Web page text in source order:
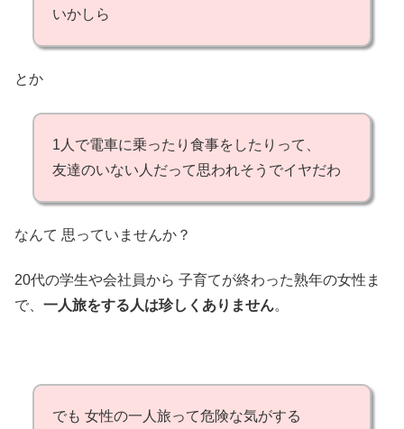
いかしら
とか
1人で電車に乗ったり食事をしたりって、
友達のいない人だって思われそうでイヤだわ
なんて 思っていませんか？
20代の学生や会社員から 子育てが終わった熟年の女性ま
で、 一人旅をする人は珍しくありません。
でも 女性の一人旅って危険な気がする